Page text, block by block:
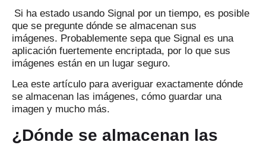
Si ha estado usando Signal por un tiempo, es posible
que se pregunte dónde se almacenan sus
imágenes. Probablemente sepa que Signal es una
aplicación fuertemente encriptada, por lo que sus
imágenes están en un lugar seguro.
Lea este artículo para averiguar exactamente dónde
se almacenan las imágenes, cómo guardar una
imagen y mucho más.
¿Dónde se almacenan las